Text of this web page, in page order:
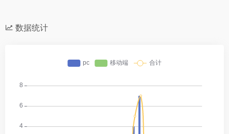
数据统计